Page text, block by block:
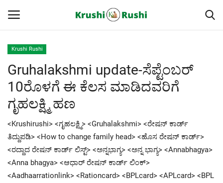
Home
Finance
ರೈತರ ಯಶೋಗಾಥೆಗಳು
Krushi Rushi
Krushi Rushi
Gruhalakshmi update-ಸೆಪ್ಟೆಂಬರ್
10ರೊಳಗೆ ಈ ಕೆಲಸ ಮಾಡಿದವರಿಗೆ
ಗೃಹಲಕ್ಷ್ಮಿ ಹಣ
<Krushirushi> <ಗೃಹಲಕ್ಷ್ಮಿ> <Gruhalakshmi> <ರೇಷನ್ ಕಾರ್ಡ್
ತಿದ್ದುಪಡಿ> <How to change family head> <ಹೊಸ ರೇಷನ್ ಕಾರ್ಡ್>
<ರದ್ದಾದ ರೇಷನ್ ಕಾರ್ಡ್ ಲಿಸ್ಟ್> <ಅನ್ನಭಾಗ್ಯ> <ಅನ್ನ ಭಾಗ್ಯ> <Annabhagya>
<Anna bhagya> <ಆಧಾರ್ ರೇಷನ್ ಕಾರ್ಡ್ ಲಿಂಕ್>
<Aadhaarrationlink> <Rationcard> <BPLcard> <APLcard> <BPL